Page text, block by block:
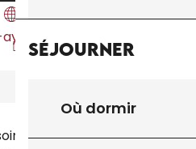
Séjourner
Où dormir
le théâtre